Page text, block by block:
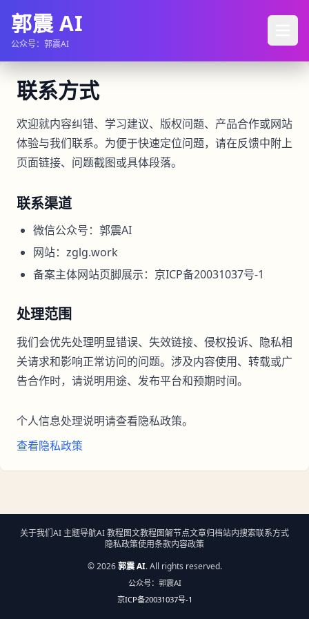
郭震 AI
公众号：郭震AI
联系方式
欢迎就内容纠错、学习建议、版权问题、产品合作或网站
体验与我们联系。为便于快速定位问题，请在反馈中附上
页面链接、问题截图或具体段落。
联系渠道
微信公众号：郭震AI
网站：zglg.work
备案主体网站页脚展示：京ICP备20031037号-1
处理范围
我们会优先处理明显错误、失效链接、侵权投诉、隐私相
关请求和影响正常访问的问题。涉及内容使用、转载或广
告合作时，请说明用途、发布平台和预期时间。
个人信息处理说明请查看隐私政策。
查看隐私政策
关于我们AI 主题导航AI 教程图文教程图解节点文章归档站内搜索联系方式
隐私政策使用条款内容政策
©2026 郭震 AI. All rights reserved.
公众号：郭震AI
京ICP备20031037号-1